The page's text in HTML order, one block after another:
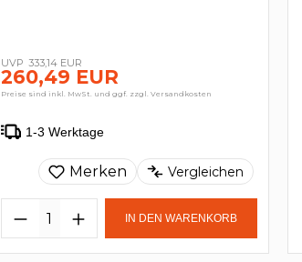
333,14 EUR
260,49 EUR
Preise sind inkl. MwSt. und ggf. zzgl. Versandkosten
1-3 Werktage
Merken Vergleichen
IN DEN WARENKORB